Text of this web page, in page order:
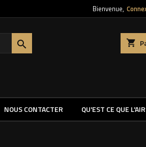
Bienvenue,
shopping_cart

NOUS CONTACTER QU'EST CE QUE